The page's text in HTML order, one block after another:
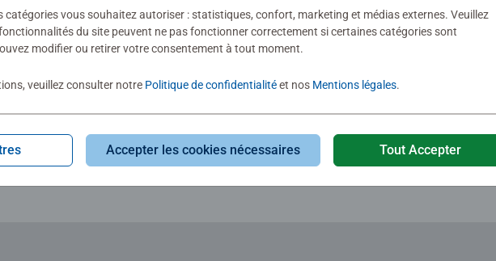
0
catégories vous souhaitez autoriser : statistiques, confort, marketing et médias externes. Veuillez
du site peuvent ne pas fonctionner correctement si certaines catégories sont
modifier ou retirer votre consentement à tout moment.
veuillez consulter notre Politique de confidentialitéet nos Mentions légales.
Accepter les cookies nécessaires Tout Accepter